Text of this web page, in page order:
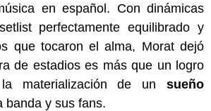
en español. Con dinámicas
perfectamente equilibrado y
que tocaron el alma, Morat dejó
de estadios es más que un logro
materialización de un sueño
banda y sus fans.